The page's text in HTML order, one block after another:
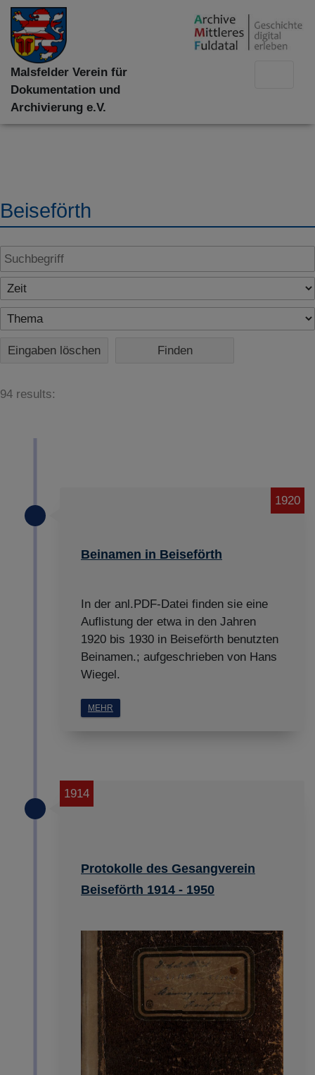
Malsfelder Verein für
Dokumentation und
Archivierung e.V.
Beiseförth
Eingaben löschen
94 results:
Beinamen in Beiseförth
1920
In der anl.PDF-Datei finden sie eine
Auflistung der etwa in den Jahren
1920 bis 1930 in Beiseförth benutzten
Beinamen.; aufgeschrieben von Hans
Wiegel.
MEHR
Protokolle des Gesangverein
Beiseförth 1914 - 1950
1914